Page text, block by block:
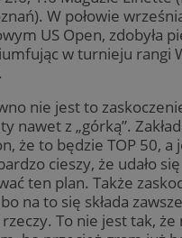
W połowie
US Open, zdobyła
w turnieju rangi
nie jest to
nawet z „górką”.
że to będzie TOP 50, a
cieszy, że udało się
ten plan. Także
na to się składa
To nie jest tak, że